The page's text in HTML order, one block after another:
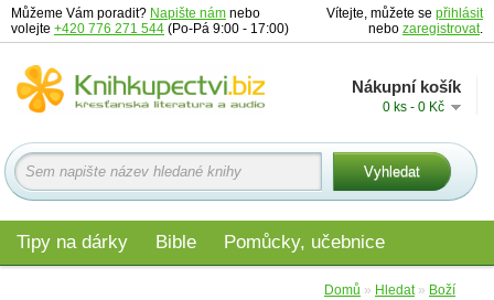
Můžeme Vám poradit? Napište nám nebo
volejte +420 776 271 544 (Po-Pá 9:00 - 17:00)
Vítejte, můžete se přihlásit
nebo zaregistrovat.
Nákupní košík
0 ks - 0 Kč
Tipy na dárky Bible Pomůcky, učebnice
Domů » Hledat» Boží